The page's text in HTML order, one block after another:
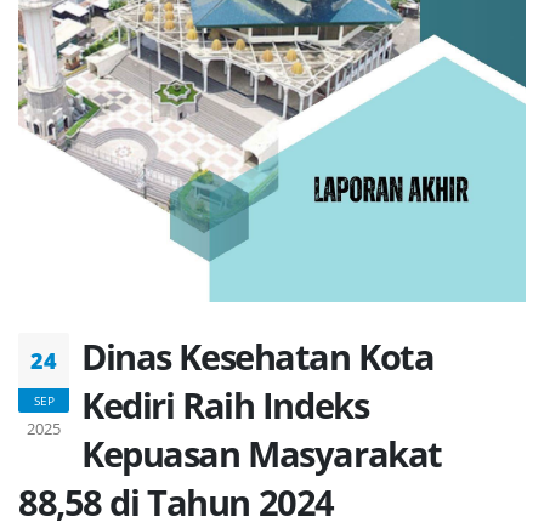
24
SEP
2025
Dinas Kesehatan Kota
Kediri Raih Indeks
Kepuasan Masyarakat
88,58 di Tahun 2024